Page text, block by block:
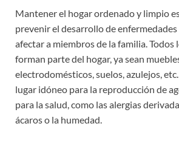
Mantener el hogar ordenado y limpio
prevenir el desarrollo de
afectar a miembros de la familia. Todos
forman parte del hogar, ya sean
electrodomésticos, suelos, azulejos,
lugar idóneo para la reproducción de
para la salud, como las alergias
ácaros o la humedad.